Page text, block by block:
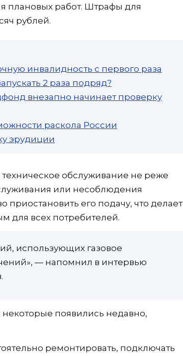
плановых работ. Штрафы для
рублей.
инвалидность с первого раза
2 раза подряд?
внезапно начинает проверку
раскола России
эрудиции
обслуживание не реже
или несоблюдения
приостановить его подачу, что делает
для всех потребителей.
использующих газовое
— напомнил в интервью
появились недавно,
ремонтировать, подключать